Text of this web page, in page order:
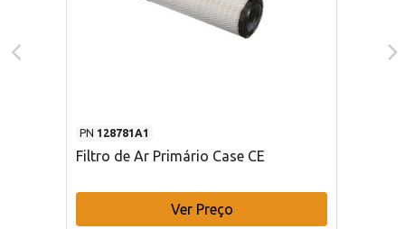
PN 128781A1
Filtro de Ar Primário Case CE
Ver Preço